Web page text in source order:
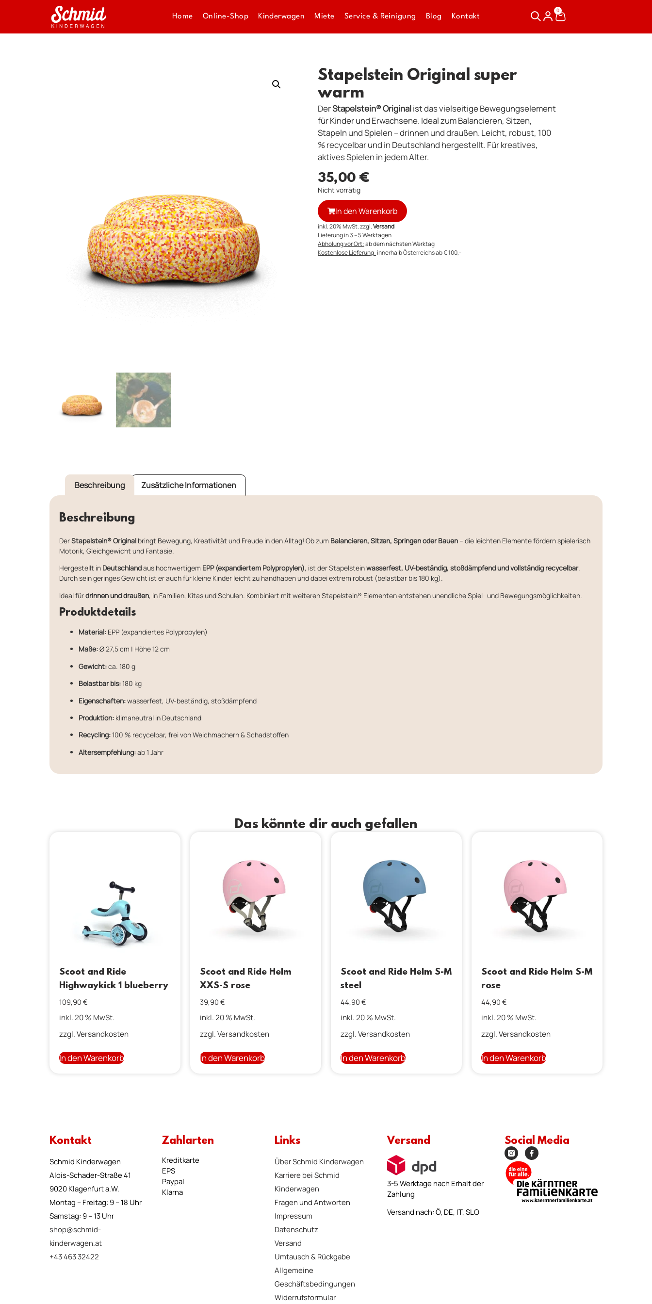
Home Online-Shop Kinderwagen Miete Service & Reinigung Blog Kontakt
0
Stapelstein Original super
warm
DerStapelstein® Originalist das vielseitige Bewegungselement
für Kinder und Erwachsene. Ideal zum Balancieren, Sitzen,
Stapeln und Spielen – drinnen und draußen. Leicht, robust, 100
% recycelbar und in Deutschland hergestellt. Für kreatives,
aktives Spielen in jedem Alter.
35,00 €
Nicht vorrätig
In den Warenkorb
inkl. 20% MwSt. zzgl.Versand
Lieferung in 3 – 5 Werktagen
Abholung vor Ort:ab dem nächsten Werktag
Kostenlose Lieferung: innerhalb Österreichs ab € 100,-
Beschreibung Zusätzliche Informationen
Beschreibung
DerStapelstein® Original bringt Bewegung, Kreativität und Freude in den Alltag! Ob zum Balancieren, Sitzen, Springen oder Bauen– die leichten Elemente fördern spielerisch
Motorik, Gleichgewicht und Fantasie.
Hergestellt in Deutschlandaus hochwertigem EPP (expandiertem Polypropylen), ist der Stapelsteinwasserfest, UV-beständig, stoßdämpfend und vollständig recycelbar.
Durch sein geringes Gewicht ist er auch für kleine Kinder leicht zu handhaben und dabei extrem robust (belastbar bis 180 kg).
Ideal fürdrinnen und draußen, in Familien, Kitas und Schulen. Kombiniert mit weiteren Stapelstein® Elementen entstehen unendliche Spiel- und Bewegungsmöglichkeiten.
Produktdetails
Material: EPP (expandiertes Polypropylen)
Maße:Ø 27,5 cm | Höhe 12 cm
Gewicht:ca. 180 g
Belastbar bis:180 kg
Eigenschaften:wasserfest, UV-beständig, stoßdämpfend
Produktion: klimaneutral in Deutschland
Recycling:100 % recycelbar, frei von Weichmachern & Schadstoffen
Altersempfehlung:ab 1 Jahr
Das könnte dir auch gefallen
Scoot and Ride
Highwaykick 1 blueberry
109,90 €
inkl. 20 % MwSt.
zzgl.Versandkosten
In den Warenkorb
Scoot and Ride Helm
XXS-S rose
39,90 €
inkl. 20 % MwSt.
zzgl.Versandkosten
In den Warenkorb
Scoot and Ride Helm S-M
steel
44,90 €
inkl. 20 % MwSt.
zzgl.Versandkosten
In den Warenkorb
Scoot and Ride Helm S-M
rose
44,90 €
inkl. 20 % MwSt.
zzgl.Versandkosten
In den Warenkorb
Kontakt
Schmid Kinderwagen
Alois-Schader-Straße 41
9020 Klagenfurt a.W.
Montag – Freitag: 9 – 18 Uhr
Samstag: 9 – 13 Uhr
shop@schmid-
kinderwagen.at
+43 463 32422
Zahlarten
Kreditkarte
EPS
Paypal
Klarna
Links
Über Schmid Kinderwagen
Karriere bei Schmid
Kinderwagen
Fragen und Antworten
Impressum
Datenschutz
Versand
Umtausch & Rückgabe
Allgemeine
Geschäftsbedingungen
Widerrufsformular
Versand
3-5 Werktage nach Erhalt der
Zahlung
Versand nach: Ö, DE, IT, SLO
Social Media